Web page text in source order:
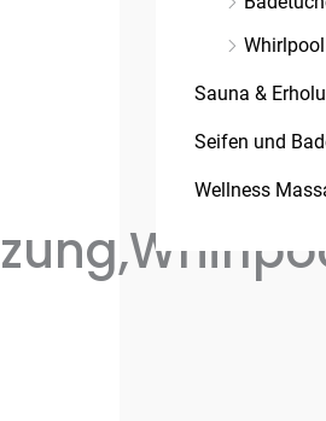
Whirlpool
Sauna &
Seifen und
Wellness